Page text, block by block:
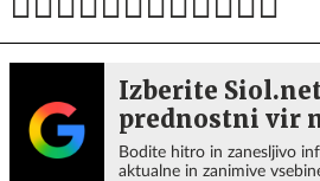
Izberite
prednostni vir
Bodite hitro in zanesljivo
aktualne in zanimive